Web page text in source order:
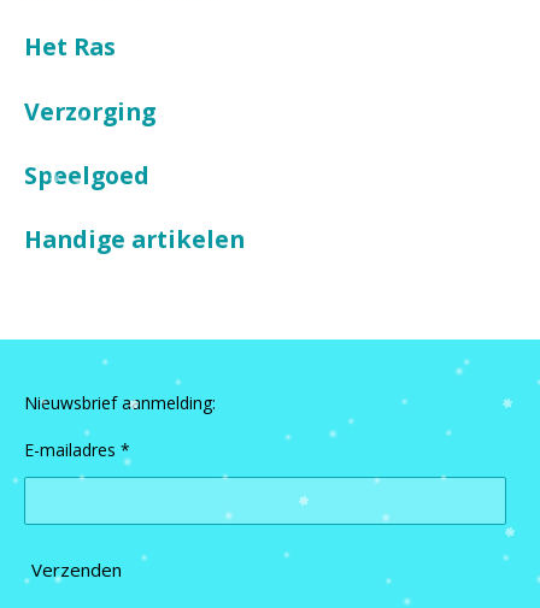
Het Ras
Verzorging
Speelgoed
Handige artikelen
Nieuwsbrief aanmelding:
E-mailadres *
Verzenden